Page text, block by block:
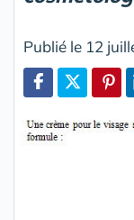
Publié le 12